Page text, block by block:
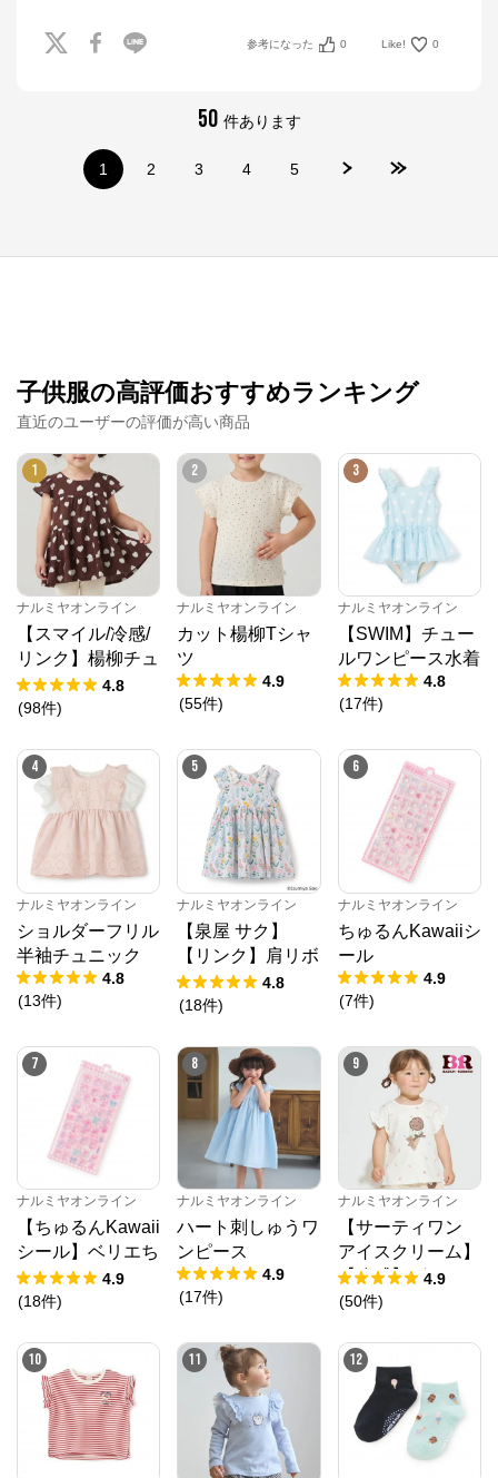
参考になった 0 Like! 0
50 件あります
1 2 3 4 5
子供服の高評価おすすめランキング
直近のユーザーの評価が高い商品
1
ナルミヤオンライン
【スマイル/冷感/
リンク】楊柳チュ
ニック
4.8
(98件)
2
ナルミヤオンライン
カット楊柳Tシャ
ツ
4.9
(55件)
3
ナルミヤオンライン
【SWIM】チュー
ルワンピース水着
4.8
(17件)
4
ナルミヤオンライン
ショルダーフリル
半袖チュニック
4.8
(13件)
5
ナルミヤオンライン
【泉屋 サク】
【リンク】肩リボ
ンフラワーキャッ
トワンピース
4.8
(18件)
6
ナルミヤオンライン
ちゅるんKawaiiシ
ール
4.9
(7件)
7
ナルミヤオンライン
【ちゅるんKawaii
シール】ベリエち
ゃん
4.9
(18件)
8
ナルミヤオンライン
ハート刺しゅうワ
ンピース
4.9
(17件)
9
ナルミヤオンライン
【サーティワン
アイスクリーム】
【冷感】グラフィ
ック半袖Tシャツ
4.9
(50件)
10 11 12
ナルミヤオンライン
公式ECサイト